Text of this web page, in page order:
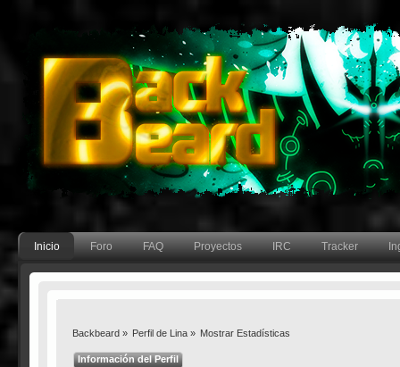
Inicio Foro FAQ Proyectos IRC Tracker
Backbeard» Perfil de Lina» Mostrar Estadísticas
Información del Perfil